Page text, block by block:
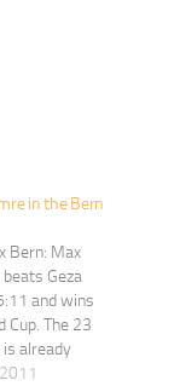
in the Bern
Bern: Max
beats Geza
and wins
Cup. The 23
already
World!